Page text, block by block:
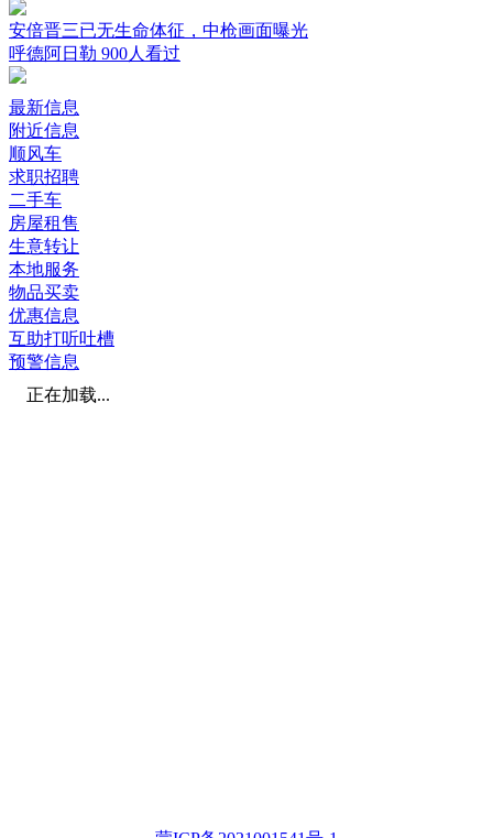
安倍晋三已无生命体征，中枪画面曝光
呼德阿日勒 900人看过
最新信息
附近信息
顺风车
求职招聘
二手车
房屋租售
生意转让
本地服务
物品买卖
优惠信息
互助打听吐槽
预警信息
正在加载...